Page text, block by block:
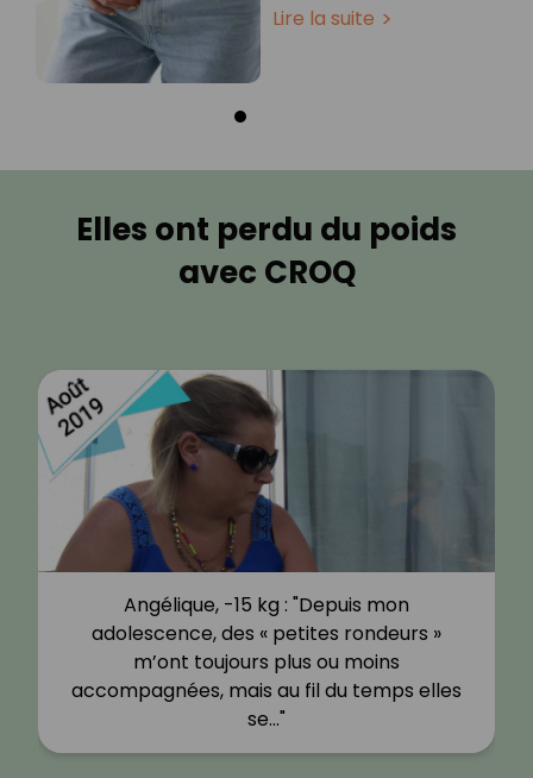
Lire la suite
Elles ont perdu du poids
avec CROQ
Angélique, -15 kg : "Depuis mon
adolescence, des « petites rondeurs »
m’ont toujours plus ou moins
accompagnées, mais au fil du temps elles
se…"